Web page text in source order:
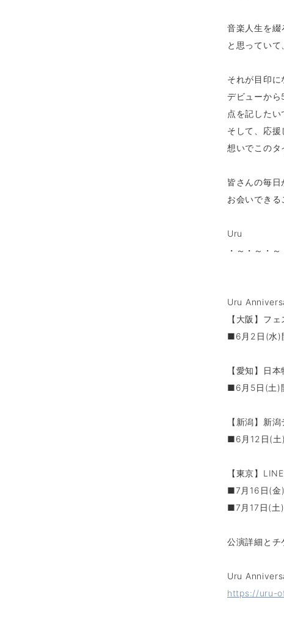
音楽人生を綴
と思っていて
それが目印
デビューから
点を記したい
そして、応
想いでこのタ
皆さんの毎日
お会いできる
Uru
・～・～・～
Uru
【大阪】フ
■6月2日(水)
【愛知】日
■6月5日(土)
【新潟】新
■6月12日(土
【東京】
■7月16日(金
■7月17日(土
公演詳細とチ
Uru
https://uru-